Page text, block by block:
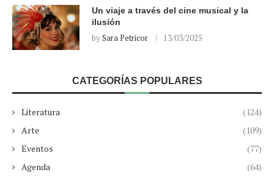
Un viaje a través del cine musical y la
ilusión
bySara Petricor 13/03/2025
CATEGORÍAS POPULARES
Literatura
(124)
Arte
(109)
Eventos
(77)
Agenda
(64)